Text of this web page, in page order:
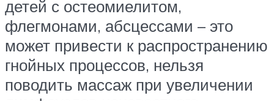
детей с остеомиелитом,
флегмонами, абсцессами – это
может привести к распространению
гнойных процессов, нельзя
поводить массаж при увеличении